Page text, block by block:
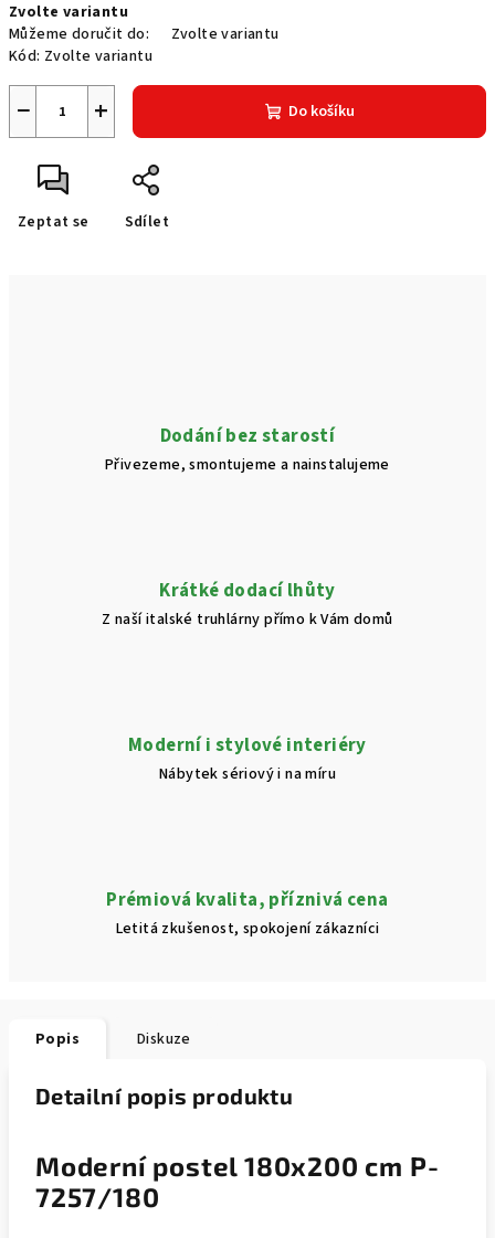
cena:
Zvolte variantu
Můžeme doručit do:
Zvolte variantu
Kód: Zvolte variantu
+
− Do košíku
Zeptat se Sdílet
Dodání bez starostí
Přivezeme, smontujeme a nainstalujeme
Krátké dodací lhůty
Z naší italské truhlárny přímo k Vám domů
Moderní i stylové interiéry
Nábytek sériový i na míru
Prémiová kvalita, příznivá cena
Letitá zkušenost, spokojení zákazníci
Popis Diskuze
Detailní popis produktu
Moderní postel 180x200 cm P-
7257/180